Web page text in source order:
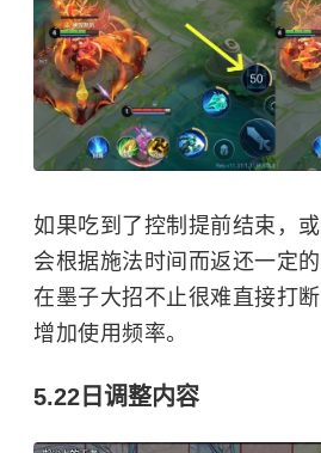
如果吃到了控制提前结束，或
会根据施法时间而返还一定
在墨子大招不止很难直接打断
增加使用频率。
5.22日调整内容